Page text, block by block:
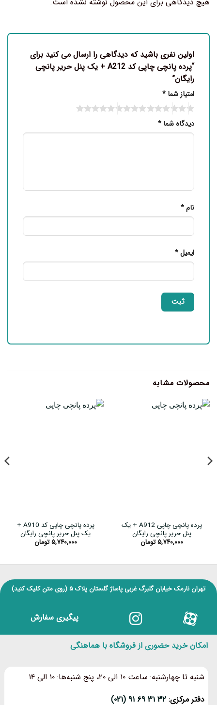
اولین نفری باشید که دیدگاهی را ارسال می کنید برای
“پرده پانچی چاپی کد A212 + یک پنل حریر پانچی
رایگان”
امتیاز شما *
دیدگاه شما *
نام*
ایمیل*
محصولات مشابه
پرده پانچی چاپی A912 + یک
پنل حریر پانچی رایگان
۵,۷۴۰,۰۰۰ تومان
پرده پانچی چاپی کد A910 +
یک پنل حریر پانچی رایگان
۵,۷۴۰,۰۰۰ تومان
تهران نارمک خیابان گلبرگ غربی پاساژ گلستان پلاک ۵ (روی متن کلیک کنید)
پیگیری سفارش
امکان خرید حضوری از فروشگاه با هماهنگی
شنبه تا چهارشنبه: ساعت ۱۰ الی ۲۰، پنج شنبه‌ها: ۱۰ الی ۱۴
دفتر مرکزی: ۳۲ ۳۱ ۶۹ ۹۱ (۰۲۱)